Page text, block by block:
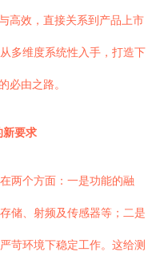
高效，直接关系到产品上市
多维度系统性入手，打造下
必由之路。
新要求
两个方面：一是功能的融
储、射频及传感器等；二是
苛环境下稳定工作。这给测